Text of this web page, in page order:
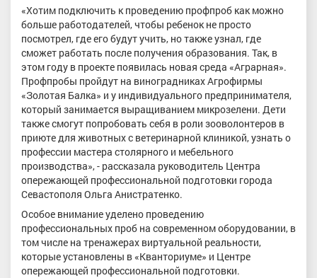
«Хотим подключить к проведению профпроб как можно
больше работодателей, чтобы ребенок не просто
посмотрел, где его будут учить, но также узнал, где
сможет работать после получения образования. Так, в
этом году в проекте появилась новая среда «Аграрная».
Профпробы пройдут на виноградниках Агрофирмы
«Золотая Балка» и у индивидуального предпринимателя,
который занимается выращиванием микрозелени. Дети
также смогут попробовать себя в роли зооволонтеров в
приюте для животных с ветеринарной клиникой, узнать о
профессии мастера столярного и мебельного
производства», - рассказала руководитель Центра
опережающей профессиональной подготовки города
Севастополя Ольга Анистратенко.
Особое внимание уделено проведению
профессиональных проб на современном оборудовании, в
том числе на тренажерах виртуальной реальности,
которые установлены в «Кванториуме» и Центре
опережающей профессиональной подготовки.